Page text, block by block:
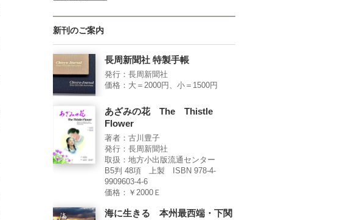
新刊のご案内
長周新聞社 特製手帳
発行：長周新聞社
価格：大＝2000円、小＝1500円
あざみの花 The Thistle
Flower
著者：古川豊子
発行：長周新聞社
取扱：地方小出版流通センター
B5判 48項 上製 ISBN 978-4-
9909603-4-6
価格：￥2000Ｅ
海に生きる 本州最西端・下関